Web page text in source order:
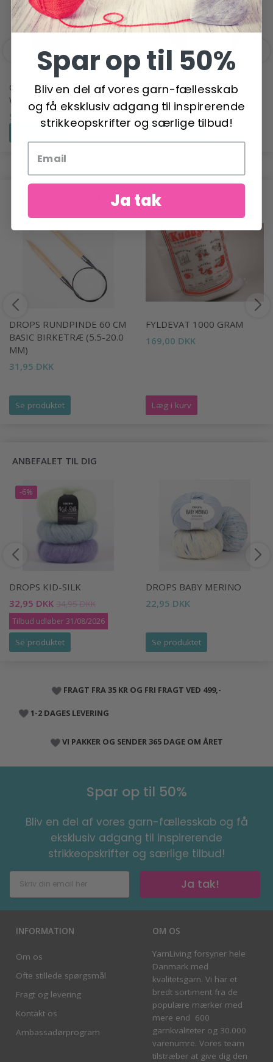
ONION NO. 6 ORGANIC
WOOL+NETTLES
50,95 DKK
PERMIN ANGEL PRINT
100,00 DKK
Se produktet
DROPS RUNDPINDE 60 CM
BASIC BIRKETRÆ (5.5-20.0
MM)
31,95 DKK
Se produktet
FYLDEVAT 1000 GRAM
169,00 DKK
Læg i kurv
ANBEFALET TIL DIG
-6%
DROPS KID-SILK
32,95 DKK 34,95 DKK
Tilbud udløber 31/08/2026
Se produktet
DROPS BABY MERINO
22,95 DKK
Se produktet
FRAGT FRA 35 KR OG FRI FRAGT VED 499,-
1-2 DAGES LEVERING
VI PAKKER OG SENDER 365 DAGE OM ÅRET
Spar op til 50%
Bliv en del af vores garn-fællesskab og få
eksklusiv adgang til inspirerende
strikkeopskrifter og særlige tilbud!
Ja tak!
INFORMATION
Om os
Ofte stillede spørgsmål
Fragt og levering
Kontakt os
Ambassadørprogram
OM OS
YarnLiving forsyner hele
Danmark med
kvalitetsgarn. Vi har et
bredt sortiment fra de
populære mærker med
mere end 600
garnkvaliteter og 30.000
varenumre. Vores team
tilstræber at give dig den
Spar op til 50%
Bliv en del af vores garn-fællesskab
og få eksklusiv adgang til inspirerende
strikkeopskrifter og særlige tilbud!
Ja tak